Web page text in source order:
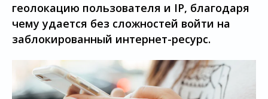
геолокацию пользователя и IP, благодаря
чему удается без сложностей войти на
заблокированный интернет-ресурс.